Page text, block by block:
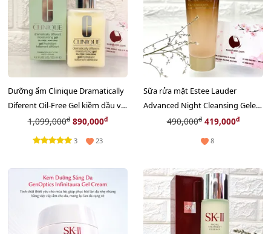
Dưỡng ẩm Clinique Dramatically
Diferent Oil-Free Gel kiềm dầu và
căng mịn da, 125ml
1,099,000đ890,000đ
3 23
Sữa rửa mặt Estee Lauder
Advanced Night Cleansing Gelee
with 15 Amino Acids, 75ml
490,000đ419,000đ
8